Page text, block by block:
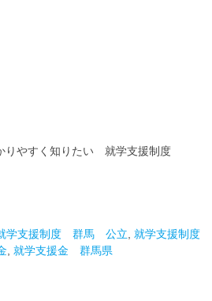
りやすく知りたい 就学支援制度
学支援制度 群馬 公立 就学支援制度
就学支援金 群馬県